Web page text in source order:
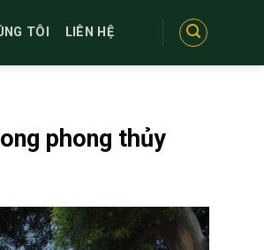
TÔI LIÊN HỆ
phong thủy